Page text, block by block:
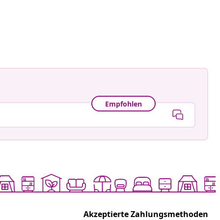
Empfohlen
Akzeptierte Zahlungsmethoden